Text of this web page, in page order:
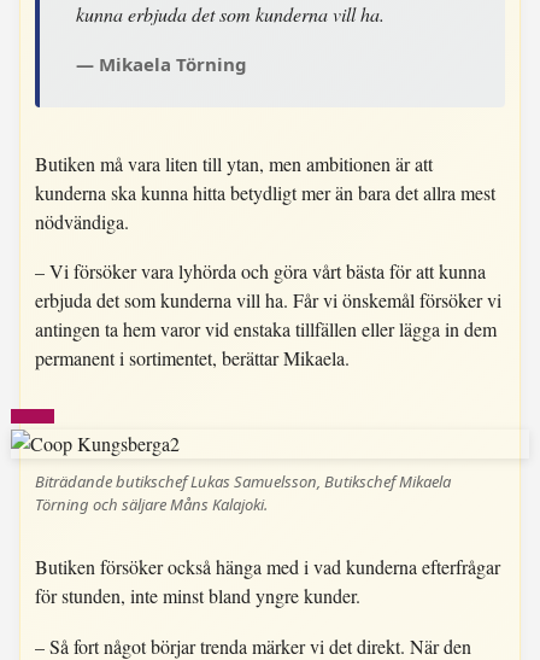
kunna erbjuda det som kunderna vill ha.
Mikaela Törning
Butiken må vara liten till ytan, men ambitionen är att
kunderna ska kunna hitta betydligt mer än bara det allra mest
nödvändiga.
– Vi försöker vara lyhörda och göra vårt bästa för att kunna
erbjuda det som kunderna vill ha. Får vi önskemål försöker vi
antingen ta hem varor vid enstaka tillfällen eller lägga in dem
permanent i sortimentet, berättar Mikaela.
Biträdande butikschef Lukas Samuelsson, Butikschef Mikaela
Törning och säljare Måns Kalajoki.
Butiken försöker också hänga med i vad kunderna efterfrågar
för stunden, inte minst bland yngre kunder.
– Så fort något börjar trenda märker vi det direkt. När den